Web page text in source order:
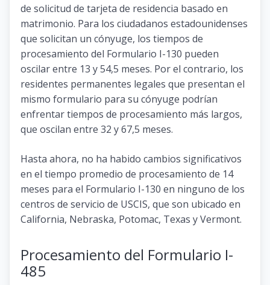
de solicitud de tarjeta de residencia basado en
matrimonio. Para los ciudadanos estadounidenses
que solicitan un cónyuge, los tiempos de
procesamiento del Formulario I-130 pueden
oscilar entre 13 y 54,5 meses. Por el contrario, los
residentes permanentes legales que presentan el
mismo formulario para su cónyuge podrían
enfrentar tiempos de procesamiento más largos,
que oscilan entre 32 y 67,5 meses.
Hasta ahora, no ha habido cambios significativos
en el tiempo promedio de procesamiento de 14
meses para el Formulario I-130 en ninguno de los
centros de servicio de USCIS, que son ubicado en
California, Nebraska, Potomac, Texas y Vermont.
Procesamiento del Formulario I-
485